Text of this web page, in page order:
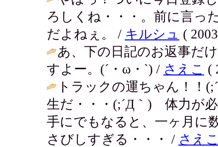
ろしくね・・・。前に言っ
だよねぇ。 / キルシュ (
あ、下の日記のお返事だ
すよー。(´・ω・`) / さえこ (
トラックの運ちゃん！！
生だ・・・(;´Д｀) 体力が
手にでもなると、一ヶ月
さびしすぎる・・・ / さえ